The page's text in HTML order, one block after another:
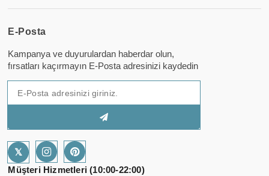
E-Posta
Kampanya ve duyurulardan haberdar olun,
fırsatları kaçırmayın E-Posta adresinizi kaydedin
𝕏
Müşteri Hizmetleri (10:00-22:00)